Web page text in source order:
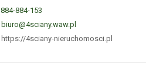
884-884-153
biuro@4sciany.waw.pl
https://4sciany-nieruchomosci.pl